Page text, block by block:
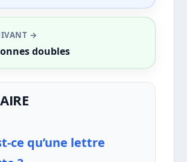
→
doubles
ce qu’une lettre